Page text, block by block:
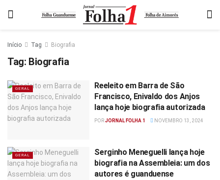
Início Tag Biografia
Tag: Biografia
GERAL
Reeleito em Barra de São
Francisco, Enivaldo dos Anjos
lança hoje biografia autorizada
PORJORNAL FOLHA 1 NOVEMBRO 13, 2024
GERAL
Serginho Meneguelli lança hoje
biografia na Assembleia: um dos
autores é guanduense